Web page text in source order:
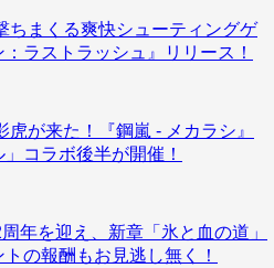
ちまくる爽快シューティングゲ
ラストラッシュ』リリース！
虎が来た！『鋼嵐 - メカラシ』
コラボ後半が開催！
年を迎え、新章「氷と血の道」
の報酬もお見逃し無く！